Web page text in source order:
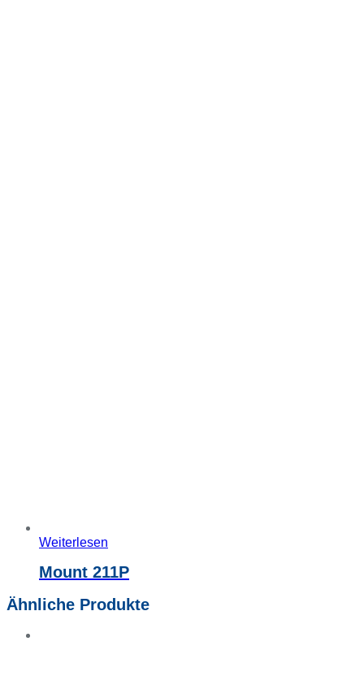
Weiterlesen
Mount 211P
Ähnliche Produkte